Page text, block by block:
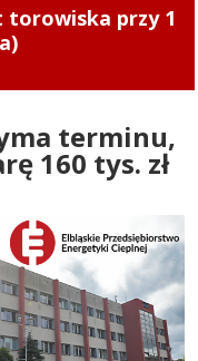
Nowe stawki
2026 r.
terminu,
160 tys. zł